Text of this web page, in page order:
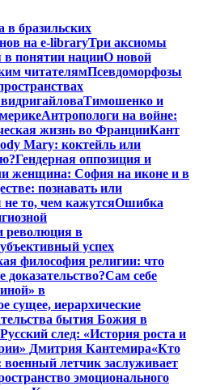
в бразильских
на e-libraryТри аксиомы
в понятии нацииО новой
читателямПсевдоморфозы
Тимошенко и
Антропологи на войне:
жизнь во ФранцииКант
Mary: коктейль или
Гендерная оппозиция и
женщина: София на иконе и в
познавать или
то, чем кажутсяОшибка
революция в
успех
философия религии: что
доказательство?Сам себе
в
сущее, иерархические
бытия Божия в
Русский след: «История роста и
Дмитрия Кантемира«Кто
летчик заслуживает
эмоционального